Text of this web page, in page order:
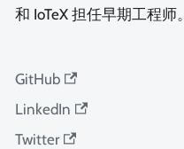
和 IoTeX 担任早期工程师。
GitHub
LinkedIn
Twitter